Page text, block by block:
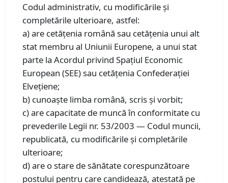
Codul administrativ, cu modificările și
completările ulterioare, astfel:
a) are cetățenia română sau cetățenia unui alt
stat membru al Uniunii Europene, a unui stat
parte la Acordul privind Spațiul Economic
European (SEE) sau cetățenia Confederației
Elvețiene;
b) cunoaște limba română, scris și vorbit;
c) are capacitate de muncă în conformitate cu
prevederile Legii nr. 53/2003 — Codul muncii,
republicată, cu modificările și completările
ulterioare;
d) are o stare de sănătate corespunzătoare
postului pentru care candidează, atestată pe